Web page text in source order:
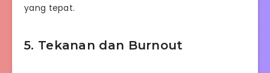
yang tepat.
5. Tekanan dan Burnout